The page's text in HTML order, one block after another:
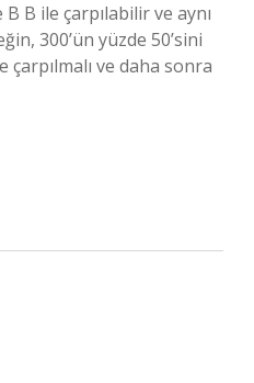
B B ile çarpılabilir ve aynı
300’ün yüzde 50’sini
çarpılmalı ve daha sonra